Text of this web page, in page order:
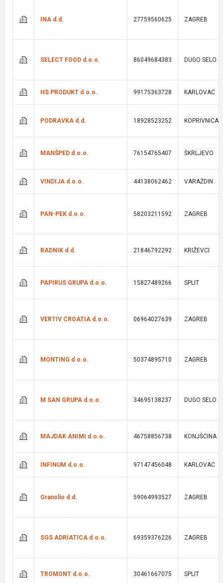
INA d.d. 27759560625 ZAGREB
SELECT FOOD d.o.o. 86049684383 DUGO SELO
HS PRODUKT d.o.o. 99175363728 KARLOVAC
PODRAVKA d.d. 18928523252 KOPRIVNICA
MANŠPED d.o.o. 76154765407 ŠKRLJEVO
VINDIJA d.o.o. 44138062462 VARAŽDIN
PAN-PEK d.o.o. 58203211592 ZAGREB
RADNIK d.d. 21846792292 KRIŽEVCI
PAPIRUS GRUPA d.o.o. 15827489266 SPLIT
VERTIV CROATIA d.o.o. 06964027639 ZAGREB
MONTING d.o.o. 50374895710 ZAGREB
M SAN GRUPA d.o.o. 34695138237 DUGO SELO
MAJDAK ANIMI d.o.o. 46758856738 KONJŠĆINA
INFINUM d.o.o. 97147456048 KARLOVAC
Granolio d.d. 59064993527 ZAGREB
SGS ADRIATICA d.o.o. 69359376226 ZAGREB
TROMONT d.o.o. 30461667075 SPLIT